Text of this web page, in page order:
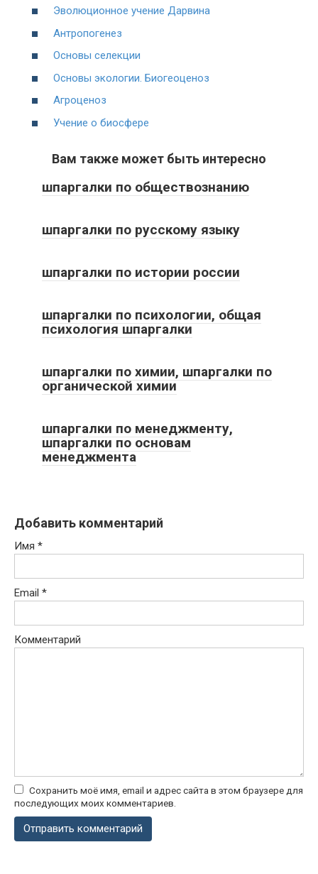
Эволюционное учение Дарвина
Антропогенез
Основы селекции
Основы экологии. Биогеоценоз
Агроценоз
Учение о биосфере
Вам также может быть интересно
шпаргалки по обществознанию
шпаргалки по русскому языку
шпаргалки по истории россии
шпаргалки по психологии, общая
психология шпаргалки
шпаргалки по химии, шпаргалки по
органической химии
шпаргалки по менеджменту,
шпаргалки по основам
менеджмента
Добавить комментарий
Имя *
Email *
Комментарий
Сохранить моё имя, email и адрес сайта в этом браузере для
последующих моих комментариев.